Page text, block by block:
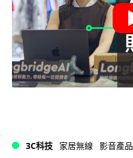
3C科技 家居無線 影音產品